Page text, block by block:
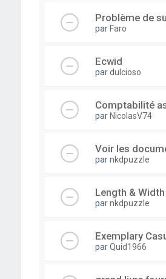
Problème de
par Faro
Ecwid
pardulcioso
Comptabilité
par NicolasV74
Voir les
parnkdpuzzle
Length &
parnkdpuzzle
Exemplary
parQuid1966